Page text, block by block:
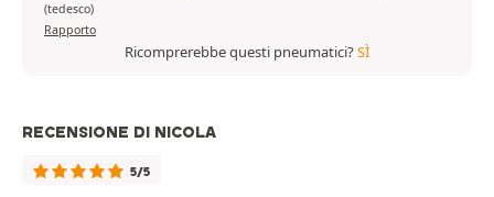
(tedesco)
Rapporto
Ricomprerebbe questi pneumatici?SÌ
RECENSIONE DI NICOLA
5/5